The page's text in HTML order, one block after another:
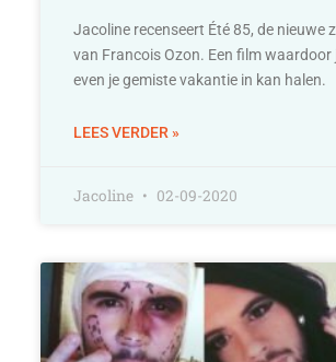
Jacoline recenseert Été 85, de nieuwe
van Francois Ozon. Een film waardoor
even je gemiste vakantie in kan halen.
LEES VERDER »
Jacoline 02-09-2020